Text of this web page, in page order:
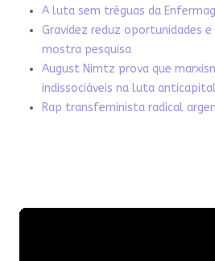
A luta sem tréguas da
Gravidez reduz oportunidades
mostra pesquisa
August Nimtz prova que
indissociáveis na luta
Rap transfeminista radical